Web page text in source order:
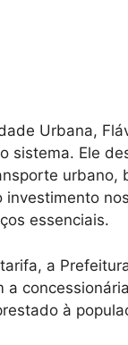
Urbana,
sistema. Ele
urbano,
investimento
essenciais.
a
a
à